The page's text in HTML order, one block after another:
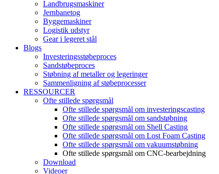
Landbrugsmaskiner
Jernbanetog
Byggemaskiner
Logistik udstyr
Gear i legeret stål
Blogs
Investeringsstøbeproces
Sandstøbeproces
Støbning af metaller og legeringer
Sammenligning af støbeprocesser
RESSOURCER
Ofte stillede spørgsmål
Ofte stillede spørgsmål om investeringscasting
Ofte stillede spørgsmål om sandstøbning
Ofte stillede spørgsmål om Shell Casting
Ofte stillede spørgsmål om Lost Foam Casting
Ofte stillede spørgsmål om vakuumstøbning
Ofte stillede spørgsmål om CNC-bearbejdning
Download
Videoer